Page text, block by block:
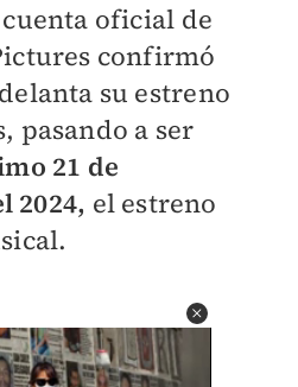
oficial de
confirmó
su estreno
pasando a ser
21 de
2024, el estreno